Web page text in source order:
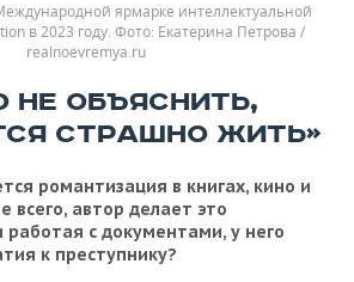
ярмарке интеллектуальной
в 2023 году.
Екатерина Петрова /
realnoevremya.ru
НЕ ОБЪЯСНИТЬ,
СТРАШНО ЖИТЬ»
романтизация в книгах, кино и
всего, автор делает это
с документами, у него
к преступнику?